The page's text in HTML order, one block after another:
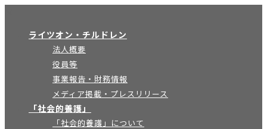
ライツオン・チルドレン
法人概要
役員等
事業報告・財務情報
メディア掲載・プレスリリース
「社会的養護」
「社会的養護」について